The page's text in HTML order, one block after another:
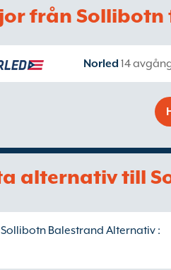
från Sollibotn
Norled 14
alternativ till
Balestrand Alternativ :